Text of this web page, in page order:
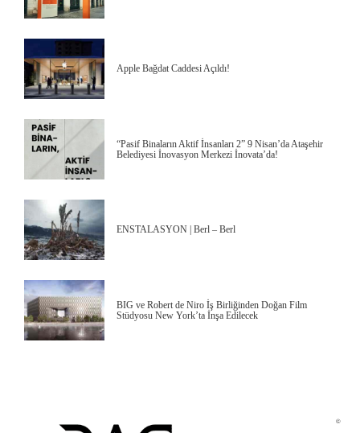
Apple Bağdat Caddesi Açıldı!
“Pasif Binaların Aktif İnsanları 2” 9 Nisan’da Ataşehir
Belediyesi İnovasyon Merkezi İnovata’da!
ENSTALASYON | Berl – Berl
BIG ve Robert de Niro İş Birliğinden Doğan Film
Stüdyosu New York’ta İnşa Edilecek
©